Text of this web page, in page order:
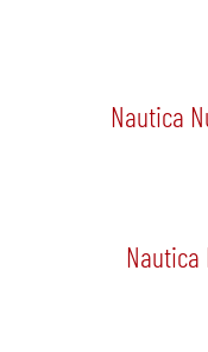
Nautica
Nautica